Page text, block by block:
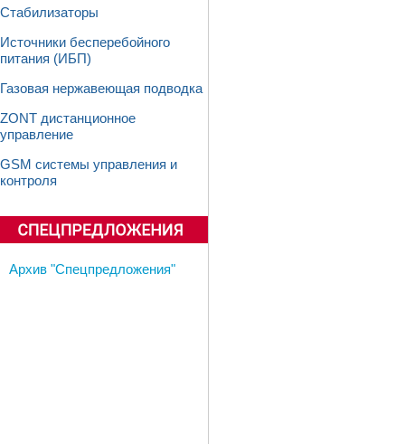
Стабилизаторы
Источники бесперебойного
питания (ИБП)
Газовая нержавеющая подводка
ZONT дистанционное
управление
GSM системы управления и
контроля
Архив "Спецпредложения"